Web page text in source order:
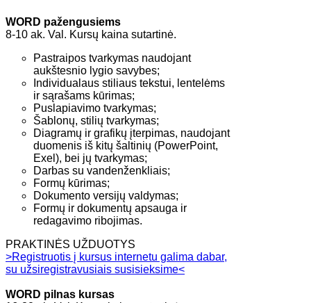
WORD pažengusiems
8-10 ak. Val. Kursų kaina sutartinė.
Pastraipos tvarkymas naudojant
aukštesnio lygio savybes;
Individualaus stiliaus tekstui, lentelėms
ir sąrašams kūrimas;
Puslapiavimo tvarkymas;
Šablonų, stilių tvarkymas;
Diagramų ir grafikų įterpimas, naudojant
duomenis iš kitų šaltinių (PowerPoint,
Exel), bei jų tvarkymas;
Darbas su vandenženkliais;
Formų kūrimas;
Dokumento versijų valdymas;
Formų ir dokumentų apsauga ir
redagavimo ribojimas.
PRAKTINĖS UŽDUOTYS
>Registruotis į kursus internetu galima dabar,
su užsiregistravusiais susisieksime<
WORD pilnas kursas